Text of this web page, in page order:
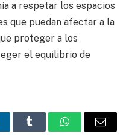
a respetar los espacios
que puedan afectar a la
proteger a los
el equilibrio de
Tumblr WhatsAppEmail